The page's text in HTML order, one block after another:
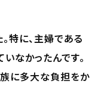
特に、主婦である
なかったんです。
に多大な負担をか